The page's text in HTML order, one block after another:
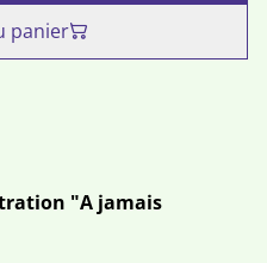
panier
"A jamais